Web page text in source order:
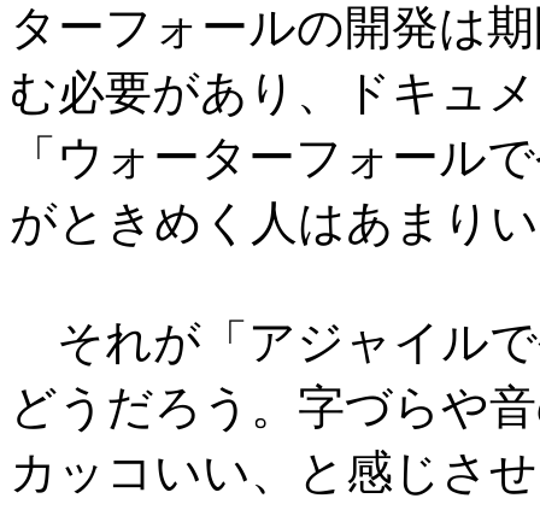
ターフォールの開発は
む必要があり、ドキュ
「ウォーターフォール
がときめく人はあまり
それが「アジャイル
どうだろう。字づらや
カッコいい、と感じさ